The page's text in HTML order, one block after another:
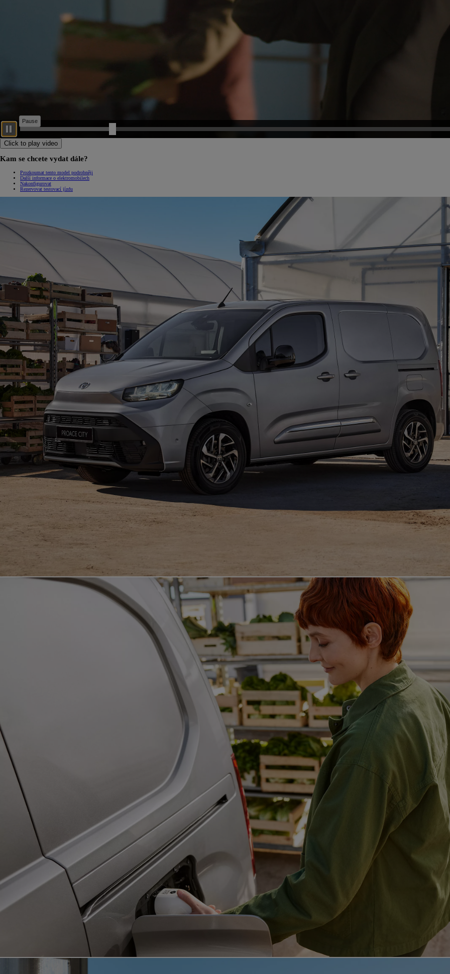
Yaris Cross
HYBRID
Od
75 000 Kč
Click to play video
Kam se chcete vydat dále?
Prozkoumat tento model podrobněji
Další informace o elektromobilech
Nakonfigurovat
Rezervovat testovací jízdu